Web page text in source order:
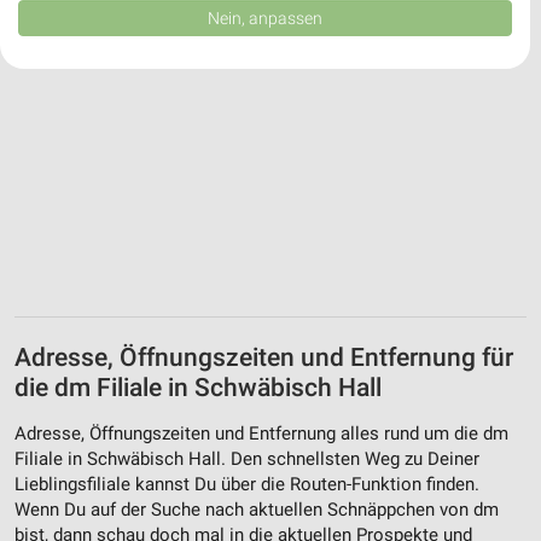
Adresse, Öffnungszeiten und Entfernung für
die dm Filiale in Schwäbisch Hall
Adresse, Öffnungszeiten und Entfernung alles rund um die dm
Filiale in Schwäbisch Hall. Den schnellsten Weg zu Deiner
Lieblingsfiliale kannst Du über die Routen-Funktion finden.
Wenn Du auf der Suche nach aktuellen Schnäppchen von dm
bist, dann schau doch mal in die aktuellen Prospekte und
Daten können außerhalb der Europäischen Union weitergegeben und in die
USA gesendet werden.
Website/App.
Erstellung von Profilen für personalisierte
Werbung
personalisierter Werbung
Erstellung von Profilen zur Personalisierung
von Inhalten
Nein, anpassen